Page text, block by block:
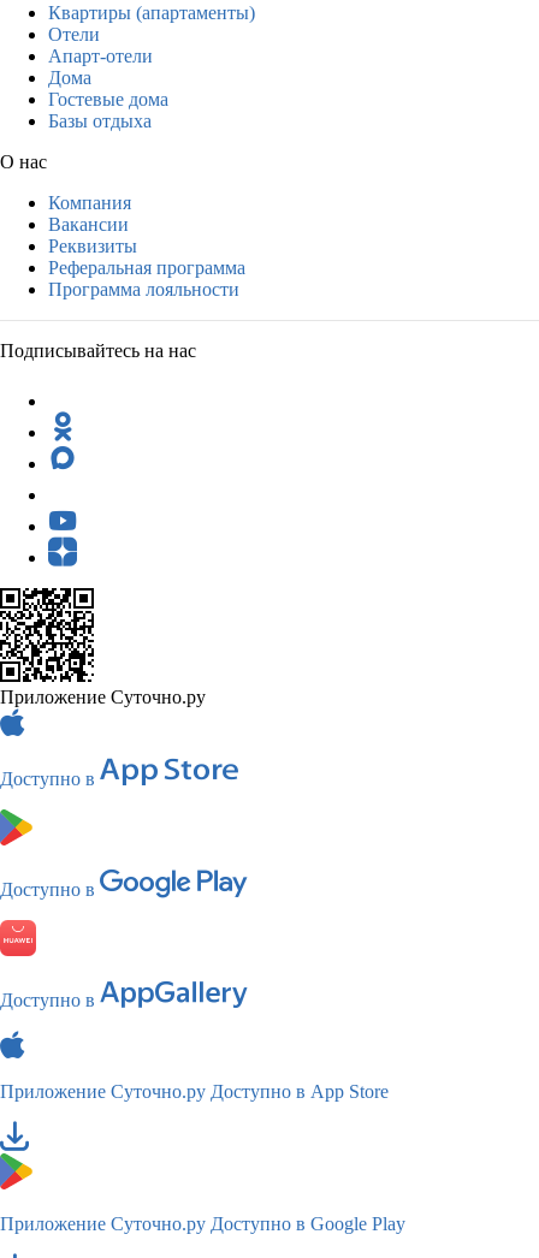
Квартиры (апартаменты)
Отели
Апарт-отели
Дома
Гостевые дома
Базы отдыха
О нас
Компания
Вакансии
Реквизиты
Реферальная программа
Программа лояльности
Подписывайтесь на нас
Приложение Суточно.ру
Доступно в
Доступно в
Доступно в
Приложение Суточно.ру Доступно в App Store
Приложение Суточно.ру Доступно в Google Play